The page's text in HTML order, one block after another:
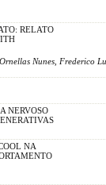
RELATO
Nunes, Frederico
NERVOSO
NA